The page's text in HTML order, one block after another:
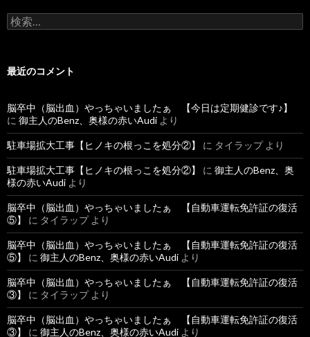
検
索
最近のコメント
脳卒中（脳出血）やっちゃいましたぁ 【今日は定期健診です♪】
に 御主人のBenz、奥様の赤いAudi より
駐車場拡大工事【ヒノキの根っこを処分②】 に タイラップより
駐車場拡大工事【ヒノキの根っこを処分②】 に 御主人のBenz、奥
様の赤いAudi より
脳卒中（脳出血）やっちゃいましたぁ 【自動車運転免許証の復活
⑤】
に タイラップより
脳卒中（脳出血）やっちゃいましたぁ 【自動車運転免許証の復活
⑤】
に 御主人のBenz、奥様の赤いAudi より
脳卒中（脳出血）やっちゃいましたぁ 【自動車運転免許証の復活
③】
に タイラップより
脳卒中（脳出血）やっちゃいましたぁ 【自動車運転免許証の復活
③】
に 御主人のBenz、奥様の赤いAudi より